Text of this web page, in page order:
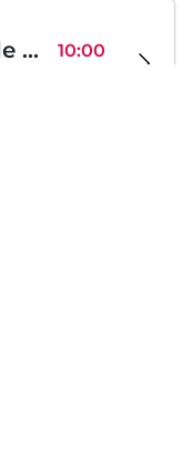
Legion Inflatable Family Run - Sofia 10:00